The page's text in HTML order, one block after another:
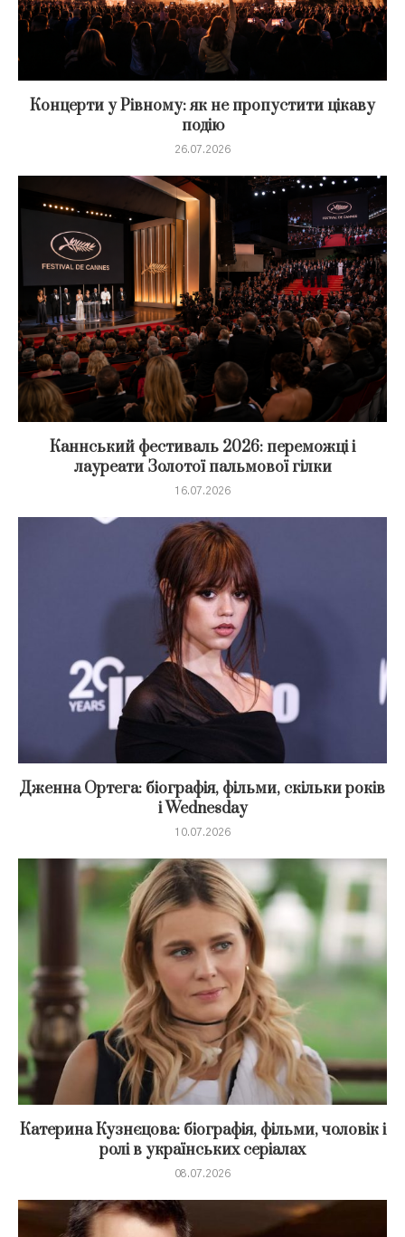
Концерти у Рівному: як не пропустити цікаву
подію
26.07.2026
Каннський фестиваль 2026: переможці і
лауреати Золотої пальмової гілки
16.07.2026
Дженна Ортега: біографія, фільми, скільки років
і Wednesday
10.07.2026
Катерина Кузнєцова: біографія, фільми, чоловік і
ролі в українських серіалах
08.07.2026